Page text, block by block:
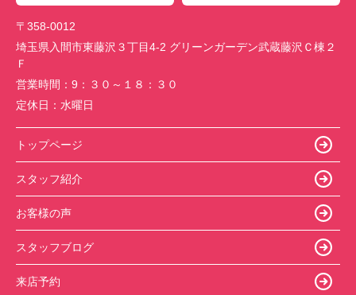
〒358-0012
埼玉県入間市東藤沢３丁目4-2 グリーンガーデン武蔵藤沢Ｃ棟２
Ｆ
営業時間： 9：３０～１８：３０
定休日： 水曜日
トップページ
スタッフ紹介
お客様の声
スタッフブログ
来店予約